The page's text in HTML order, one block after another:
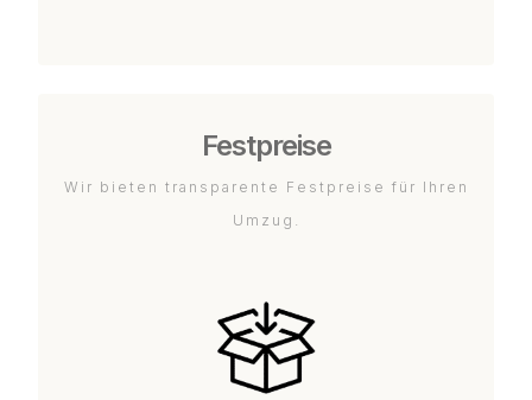
Festpreise
Wir bieten transparente Festpreise für Ihren
Umzug.